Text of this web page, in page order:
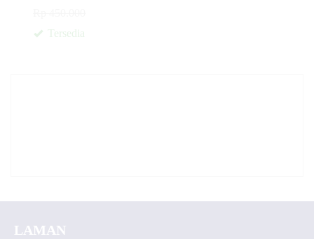
Tersedia
LAMAN